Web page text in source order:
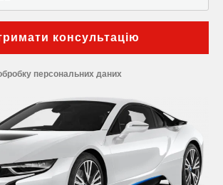
персональних даних